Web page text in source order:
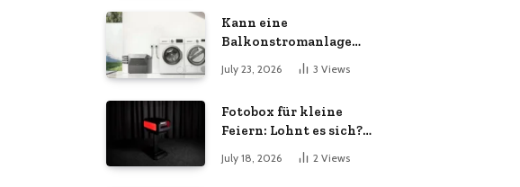
Fertigung und
unternehmerische
Kontinuität wirklich
Kann eine
Balkonstromanlage
Energiebedarf
July 23, 2026 3 Views
Fotobox für kleine
Feiern: Lohnt es sich?
Vorteile, Kosten &
Tipps
July 18, 2026 2 Views